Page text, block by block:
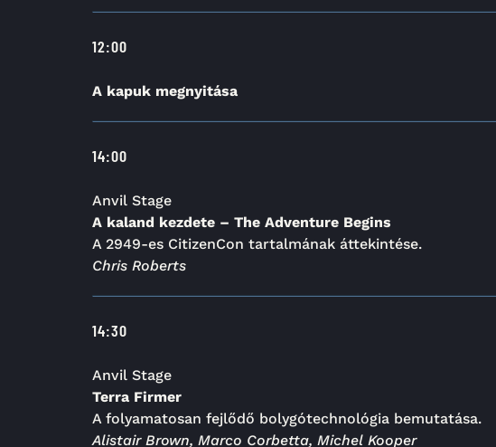
12:00
A kapuk megnyitása
14:00
Anvil Stage
A kaland kezdete – The Adventure Begins
A 2949-es CitizenCon tartalmának áttekintése.
Chris Roberts
14:30
Anvil Stage
Terra Firmer
A folyamatosan fejlődő bolygótechnológia bemutatása.
Alistair Brown, Marco Corbetta, Michel Kooper